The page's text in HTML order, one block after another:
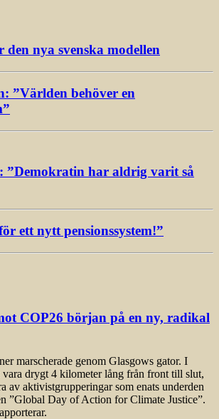
nya svenska modellen
”Världen behöver en
”Demokratin har aldrig varit så
ett nytt pensionssystem!”
COP26 början på en ny, radikal
marscherade genom Glasgows gator. I
vara drygt 4 kilometer lång från front till slut,
av aktivistgrupperingar som enats underden
”Global Day of Action for Climate Justice”.